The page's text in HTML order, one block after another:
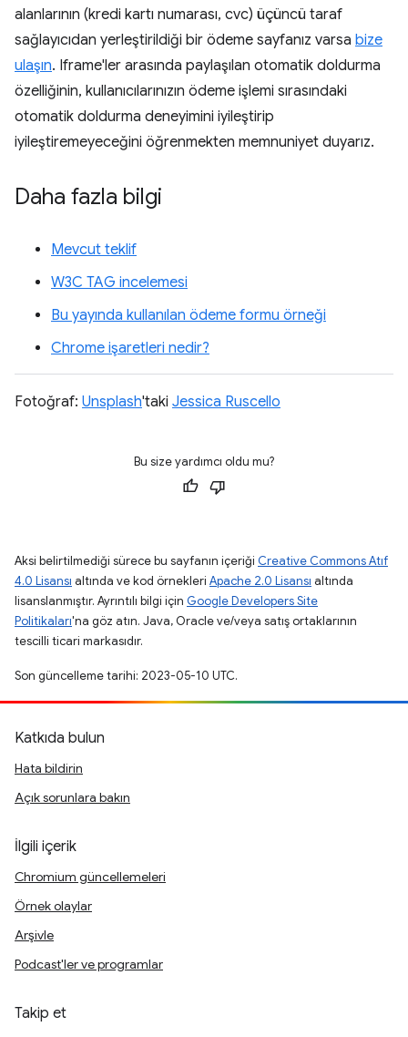
alanlarının (kredi kartı numarası, cvc) üçüncü taraf
sağlayıcıdan yerleştirildiği bir ödeme sayfanız varsa bize
ulaşın. Iframe'ler arasında paylaşılan otomatik doldurma
özelliğinin, kullanıcılarınızın ödeme işlemi sırasındaki
otomatik doldurma deneyimini iyileştirip
iyileştiremeyeceğini öğrenmekten memnuniyet duyarız.
Daha fazla bilgi
Mevcut teklif
W3C TAG incelemesi
Bu yayında kullanılan ödeme formu örneği
Chrome işaretleri nedir?
Fotoğraf: Unsplash'taki Jessica Ruscello
Bu size yardımcı oldu mu?
Aksi belirtilmediği sürece bu sayfanın içeriği Creative Commons Atıf
4.0 Lisansı altında ve kod örnekleri Apache 2.0 Lisansı altında
lisanslanmıştır. Ayrıntılı bilgi için Google Developers Site
Politikaları'na göz atın. Java, Oracle ve/veya satış ortaklarının
tescilli ticari markasıdır.
Son güncelleme tarihi: 2023-05-10 UTC.
Katkıda bulun
Hata bildirin
Açık sorunlara bakın
İlgili içerik
Chromium güncellemeleri
Örnek olaylar
Arşivle
Podcast'ler ve programlar
Takip et